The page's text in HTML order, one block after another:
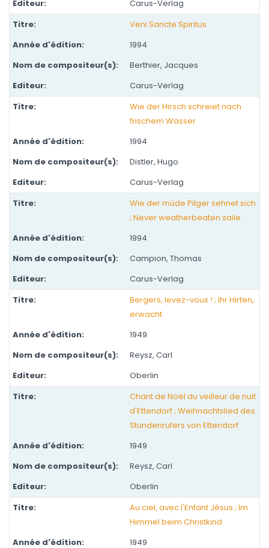
Carus-Verlag
Veni Sancte Spiritus
1994
Berthier, Jacques
Carus-Verlag
Wie der Hirsch schreiet nach
frischem Wasser
1994
Distler, Hugo
Carus-Verlag
Wie der müde Pilger sehnet sich
; Never weatherbeaten saile
1994
Campion, Thomas
Carus-Verlag
Bergers, levez-vous ! ; Ihr Hirten,
erwacht
1949
Reysz, Carl
Oberlin
Chant de Noël du veilleur de nuit
d'Ettendorf ; Weihnachtslied des
Stundenrufers von Ettendorf
1949
Reysz, Carl
Oberlin
Au ciel, avec l'Enfant Jésus ; Im
Himmel beim Christkind
1949